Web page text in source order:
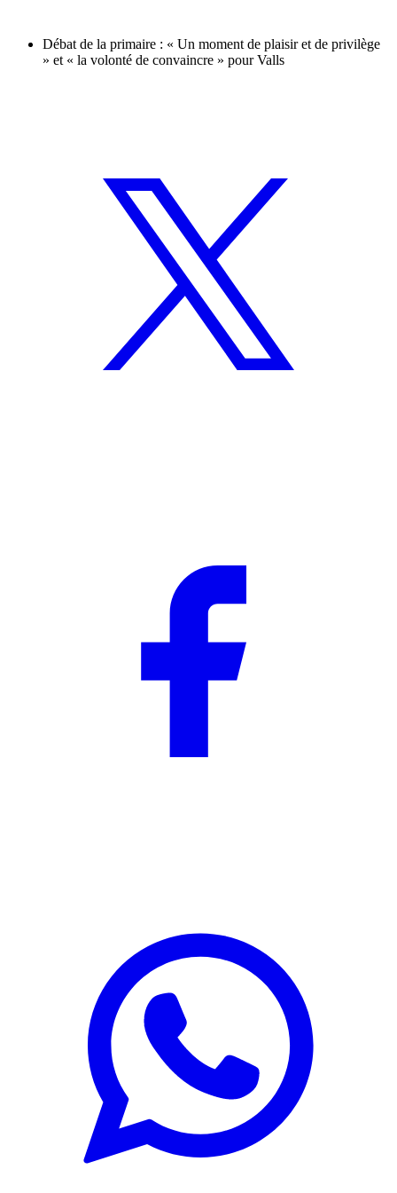
Débat de la primaire : « Un moment de plaisir et de privilège
» et « la volonté de convaincre » pour Valls